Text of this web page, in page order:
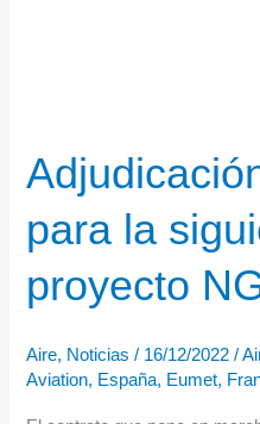
para la
proyecto
Aire, Noticias / 16/12/2022/
Aviation, España, Eumet,